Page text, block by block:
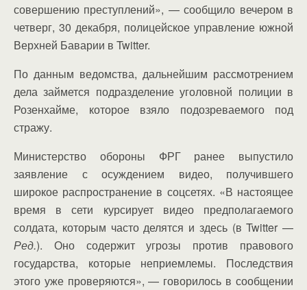
совершению преступлений», — сообщило вечером в
четверг, 30 декабря, полицейское управление южной
Верхней Баварии в Twitter.
По данным ведомства, дальнейшим рассмотрением
дела займется подразделение уголовной полиции в
Розенхайме, которое взяло подозреваемого под
стражу.
Министерство обороны ФРГ ранее выпустило
заявление с осуждением видео, получившего
широкое распространение в соцсетях. «В настоящее
время в сети курсирует видео предполагаемого
солдата, которым часто делятся и здесь (в Twitter —
Ред.). Оно содержит угрозы против правового
государства, которые неприемлемы. Последствия
этого уже проверяются», — говорилось в сообщении